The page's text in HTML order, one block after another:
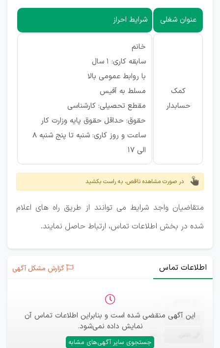
عنوان شغلی شرایط احراز
کمک
حسابدار
خانم
سابقه کاری: 1 سال
با روابط عمومی بالا
مسلط به آفیس
مقطع تحصیلی: کارشناسی
حقوق: حداقل حقوق پایه وزارت کار
ساعت و روز کاری: شنبه تا پنج شنبه 8
الی 17
در صورت مشاهده ناقص، به راست بکشید
متقاضیان واجد شرایط می توانند از طریق راه های اعلام
شده در بخش اطلاعات تماس، ارتباط حاصل نمایند.
اطلاعات تماس گزارش مشکل آگهی
این آگهی منقضی شده است و بنابراین اطلاعات تماس آن
نمایش داده نمی‌شود.
جستجوی سایر آگهی‌های مشابه
ایمیل —
—